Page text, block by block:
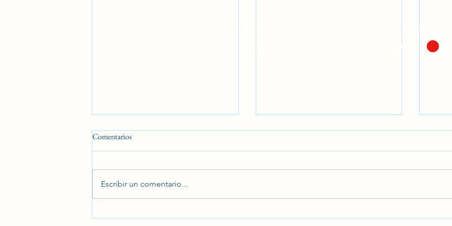
Comentarios
Escribir un comentario...
©2021 Cuidar a Quienes Cuidan. Creada